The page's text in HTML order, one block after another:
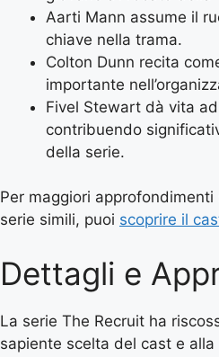
Aarti Mann assume il
chiave nella trama.
Colton Dunn recita
importante
Fivel Stewart dà vita
contribuendo
della serie.
Per maggiori
serie simili, puoi scoprire il
Dettagli e
La serie The Recruit ha
sapiente scelta del cast e